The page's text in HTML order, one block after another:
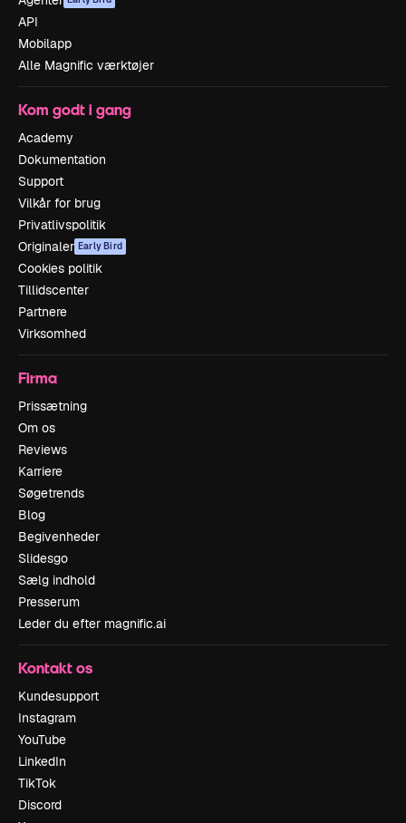
API
Mobilapp
Alle Magnific værktøjer
Kom godt i gang
Academy
Dokumentation
Support
Vilkår for brug
Privatlivspolitik
Originaler Early Bird
Cookies politik
Tillidscenter
Partnere
Virksomhed
Firma
Prissætning
Om os
Reviews
Karriere
Søgetrends
Blog
Begivenheder
Slidesgo
Sælg indhold
Presserum
Leder du efter magnific.ai
Kontakt os
Kundesupport
Instagram
YouTube
LinkedIn
TikTok
Discord